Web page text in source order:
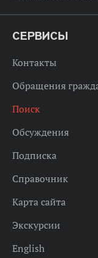
СЕРВИСЫ
Контакты
Обращения
Поиск
Обсуждения
Подписка
Справочник
Карта сайта
Экскурсии
English